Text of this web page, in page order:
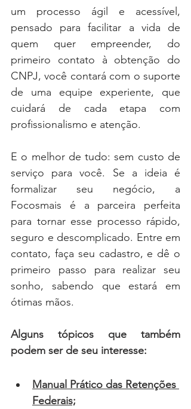
um processo ágil e acessível,
pensado para facilitar a vida de
quem quer empreender, do
primeiro contato à obtenção do
CNPJ, você contará com o suporte
de uma equipe experiente, que
cuidará de cada etapa com
profissionalismo e atenção.
E o melhor de tudo: sem custo de
serviço para você. Se a ideia é
formalizar seu negócio, a
Focosmais é a parceira perfeita
para tornar esse processo rápido,
seguro e descomplicado. Entre em
contato, faça seu cadastro, e dê o
primeiro passo para realizar seu
sonho, sabendo que estará em
ótimas mãos.
Alguns tópicos que também
podem ser de seu interesse:
Manual Prático das Retenções
Federais;